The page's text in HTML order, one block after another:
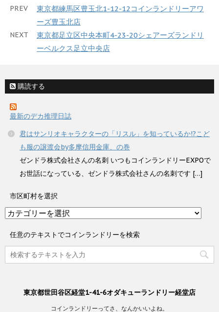
PREV
東京都練馬区豊玉北1-12-12コインランドリーアワ
ーズ豊玉北店
NEXT
東京都足立区中央本町4-23-20シェアーズランドリ
ーベルクス足立中央店
購読する
最新のデカ推理日誌
君はサンリオキャラクターの「リスル」を知っているか!?こど
も服の譲渡会by多摩信用金庫、の巻
ゼンドラ株式会社さんの名刺 いつもコインランドリーEXPOで
お世話になっている、ゼンドラ株式会社さんの名刺です […]
市区町村を選択
市
区
町
村
を
選
任意のテキストでコインランドリーを検索
東京都世田谷区経堂1-41-6オダキューランドリー経堂店
コインランドリーってさ、なんかいいよね。